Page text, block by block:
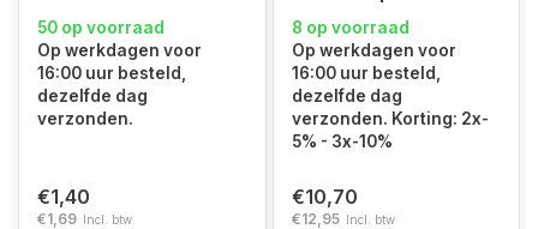
50 op voorraad
Op werkdagen voor
16:00 uur besteld,
dezelfde dag
verzonden.
€1,40
€1,69 Incl. btw
8 op voorraad
Op werkdagen voor
16:00 uur besteld,
dezelfde dag
verzonden. Korting: 2x-
5% - 3x-10%
€10,70
€12,95 Incl. btw